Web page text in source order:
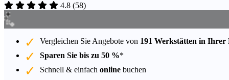
4.8 (58)
Vergleichen Sie Angebote von 191 Werkstätten in Ihrer
Sparen Sie bis zu 50 %*
Schnell & einfach online buchen